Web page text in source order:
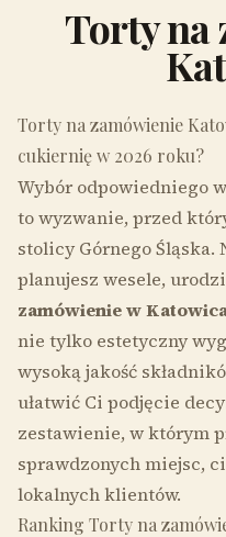
Torty na
Torty na zamówienie
cukiernię w 2026 roku?
Wybór odpowiedniego
to wyzwanie, przed
stolicy Górnego Śląska.
planujesz wesele,
zamówienie w
nie tylko estetyczny
wysoką jakość
ułatwić Ci podjęcie
zestawienie, w którym
sprawdzonych miejsc,
lokalnych klientów.
Ranking Torty na